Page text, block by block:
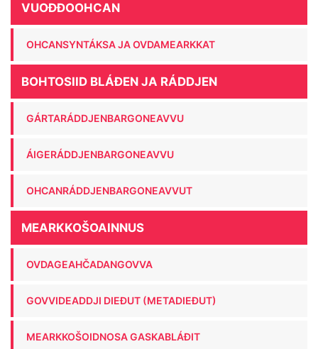
VUOĐĐOOHCAN
OHCANSYNTÁKSA JA OVDAMEARKKAT
BOHTOSIID BLÁĐEN JA RÁDDJEN
GÁRTARÁDDJENBARGONEAVVU
ÁIGERÁDDJENBARGONEAVVU
OHCANRÁDDJENBARGONEAVVUT
MEARKKOŠOAINNUS
OVDAGEAHČADANGOVVA
GOVVIDEADDJI DIEĐUT (METADIEĐUT)
MEARKKOŠOIDNOSA GASKABLÁĐIT